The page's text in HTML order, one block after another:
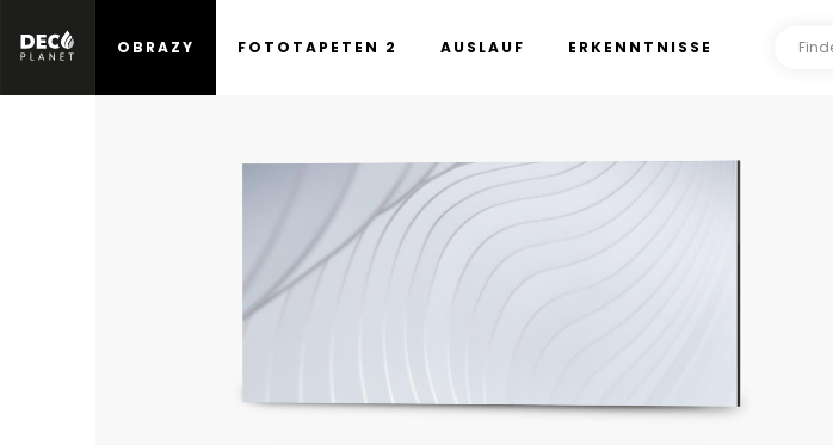
OBRAZY FOTOTAPETEN 2 AUSLAUF ERKENNTNISSE